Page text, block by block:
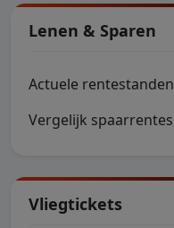
Lenen & Sparen
Actuele rentestanden
Vergelijk spaarrentes
Vliegtickets